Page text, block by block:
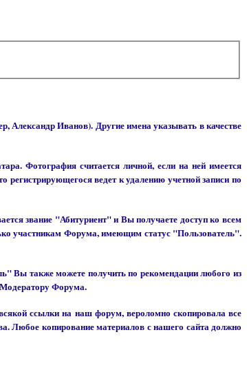
Иванов). Другие имена указывать в качестве
Фотография считается личной, если на ней имеется
ведет к удалению учетной записи по
звание "Абитуриент" и Вы получаете доступ ко всем
участникам Форума, имеющим статус "Пользователь".
Вы также можете получить по рекомендации любого из
Форума.
ссылки на наш форум, вероломно скопировала все
Любое копирование материалов с нашего сайта должно